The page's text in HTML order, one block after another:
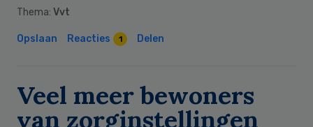
Thema: Vvt
Opslaan Reacties 1 Delen
Veel meer bewoners
van zorginstellingen